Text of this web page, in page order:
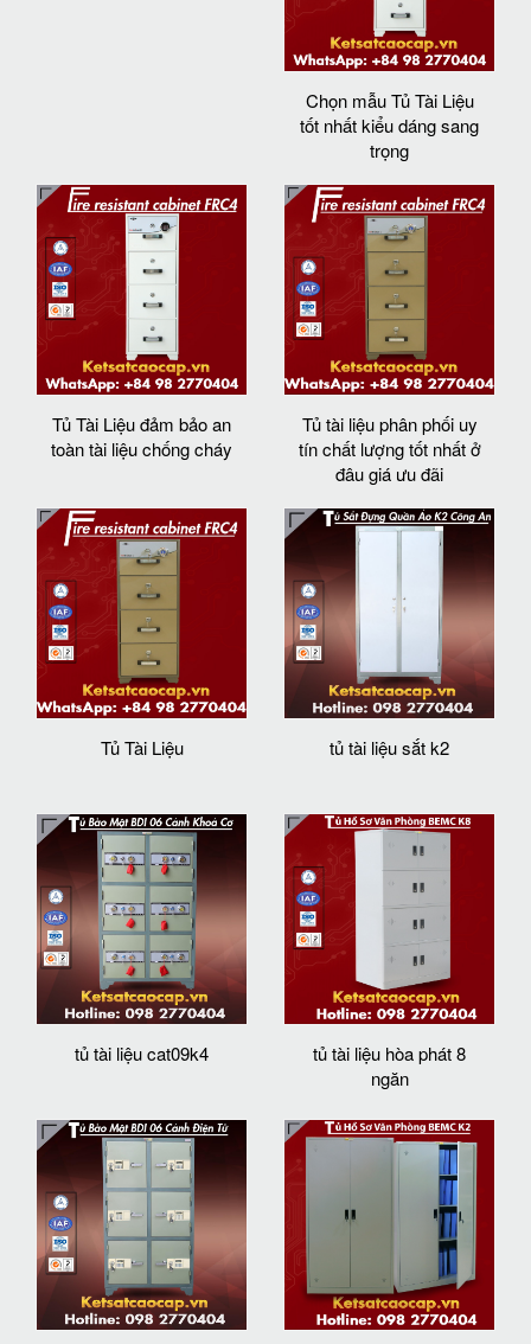
Chọn mẫu Tủ Tài Liệu
tốt nhất kiểu dáng sang
trọng
Tủ Tài Liệu đảm bảo an
toàn tài liệu chống cháy
Tủ tài liệu phân phối uy
tín chất lượng tốt nhất ở
đâu giá ưu đãi
Tủ Tài Liệu tủ tài liệu sắt k2
tủ tài liệu cat09k4
tủ tài liệu hòa phát 8
ngăn